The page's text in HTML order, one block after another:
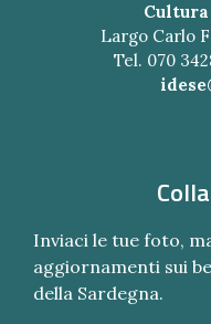
Largo Carlo
Tel. 070
Inviaci le tue foto,
aggiornamenti sui
della Sardegna.